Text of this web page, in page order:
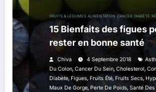
FRUITS & LÉGUMES ALIMENTATION CANCER DIABÈTE
15 Bienfaits des figues
rester en bonne santé
Chiva 4 Septembre 2018
Du Colon, Cancer Du Sein, Cholesterol,
Diabète,Figues, Fruits Été, Fruits Secs,
Maux De Gorge, Perte De Poids, Santé Des